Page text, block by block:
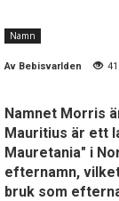
Namn
Av Bebisvarlden
Namnet Morris
Mauritius är ett
Mauretania" i
efternamn,
bruk som